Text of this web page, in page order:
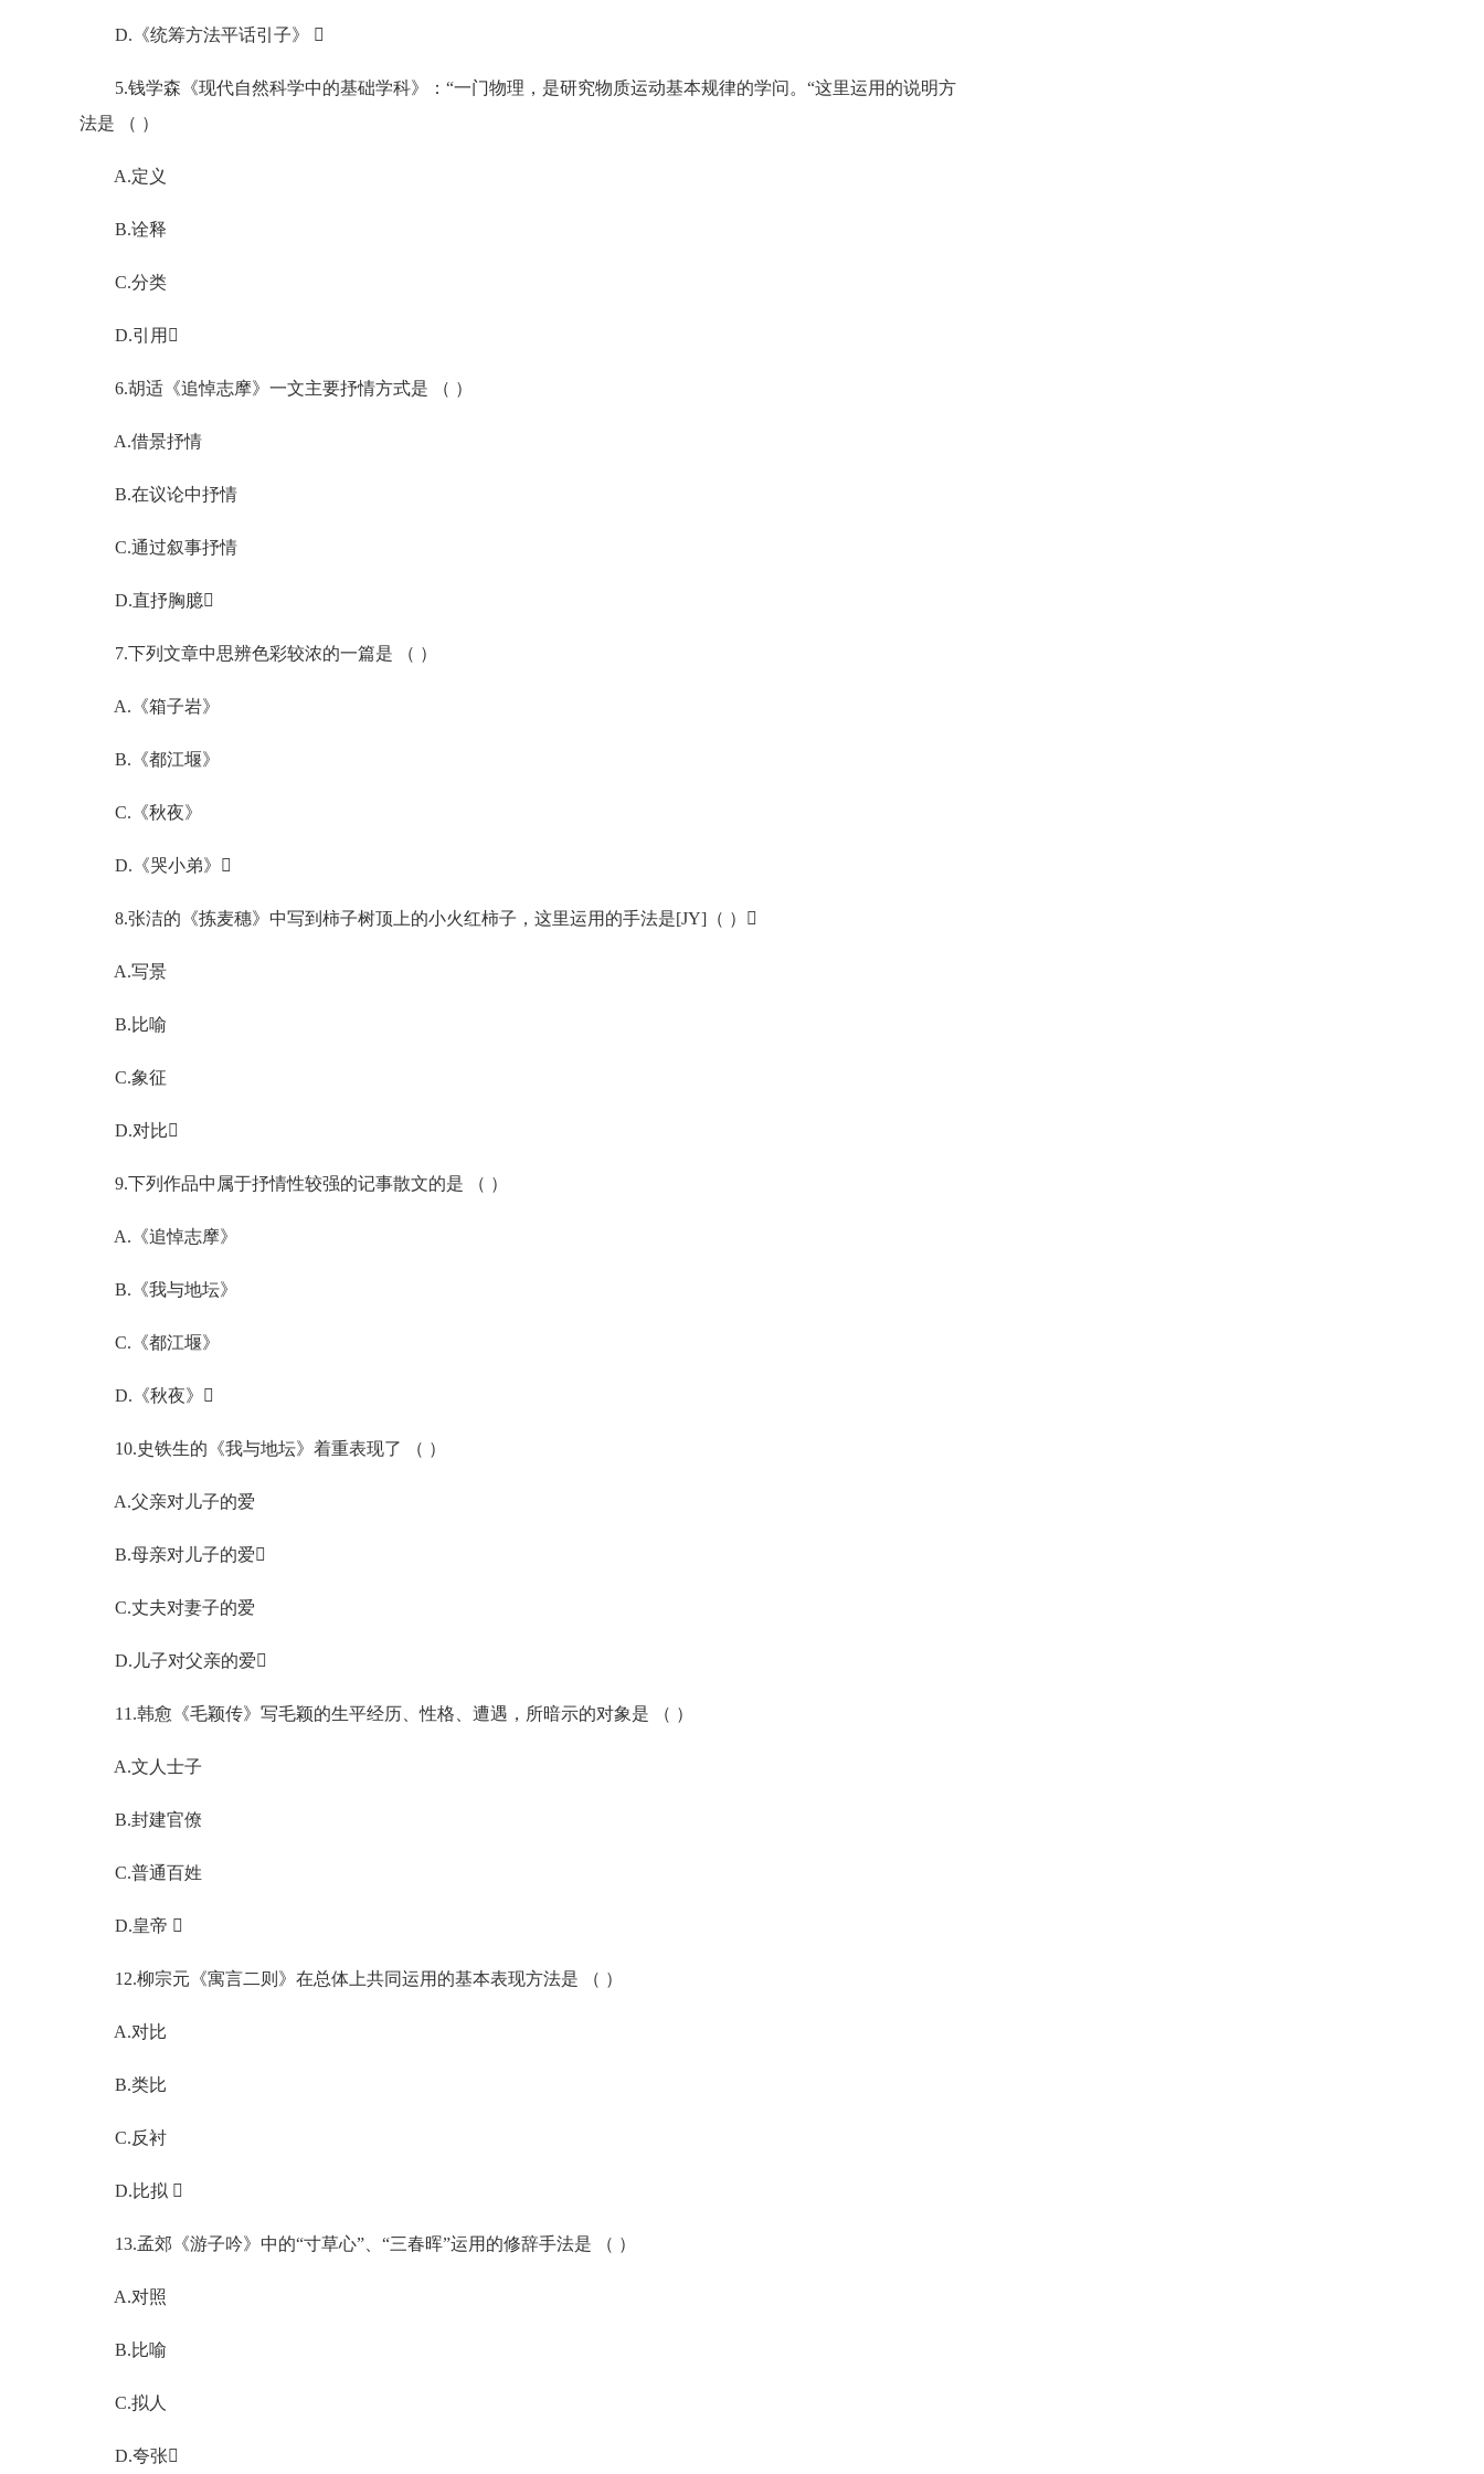
D.《统筹方法平话引子》 
5.钱学森《现代自然科学中的基础学科》：“一门物理，是研究物质运动基本规律的学问。“这里运用的说明方
法是 （ ）
A.定义
B.诠释
C.分类
D.引用
6.胡适《追悼志摩》一文主要抒情方式是 （ ）
A.借景抒情
B.在议论中抒情
C.通过叙事抒情
D.直抒胸臆
7.下列文章中思辨色彩较浓的一篇是 （ ）
A.《箱子岩》
B.《都江堰》
C.《秋夜》
D.《哭小弟》
8.张洁的《拣麦穗》中写到柿子树顶上的小火红柿子，这里运用的手法是[JY]（ ）
A.写景
B.比喻
C.象征
D.对比
9.下列作品中属于抒情性较强的记事散文的是 （ ）
A.《追悼志摩》
B.《我与地坛》
C.《都江堰》
D.《秋夜》
10.史铁生的《我与地坛》着重表现了 （ ）
A.父亲对儿子的爱
B.母亲对儿子的爱
C.丈夫对妻子的爱
D.儿子对父亲的爱
11.韩愈《毛颖传》写毛颖的生平经历、性格、遭遇，所暗示的对象是 （ ）
A.文人士子
B.封建官僚
C.普通百姓
D.皇帝 
12.柳宗元《寓言二则》在总体上共同运用的基本表现方法是 （ ）
A.对比
B.类比
C.反衬
D.比拟 
13.孟郊《游子吟》中的“寸草心”、“三春晖”运用的修辞手法是 （ ）
A.对照
B.比喻
C.拟人
D.夸张